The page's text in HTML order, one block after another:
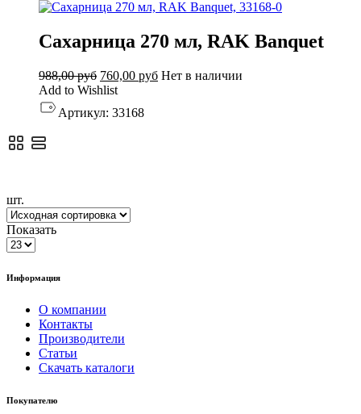
Сахарница 270 мл, RAK Banquet
988,00руб Первоначальная
цена
988,00 руб.
760,00 рубТекущая
Нет в наличии
Add to Wishlist
Артикул: 33168
шт.
Показать
Информация
О компании
Контакты
Производители
Статьи
Скачать каталоги
Покупателю